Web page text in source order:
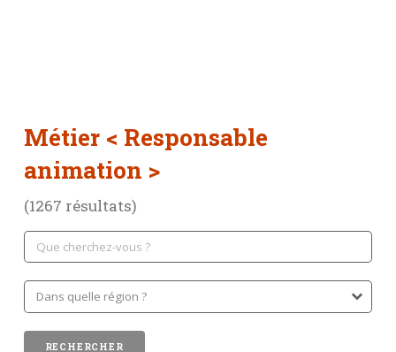
Métier < Responsable
animation >
(1267 résultats)